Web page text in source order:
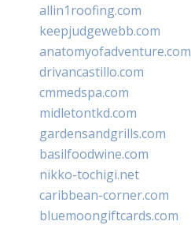
allin1roofing.com
keepjudgewebb.com
anatomyofadventure.com
drivancastillo.com
cmmedspa.com
midletontkd.com
gardensandgrills.com
basilfoodwine.com
nikko-tochigi.net
caribbean-corner.com
bluemoongiftcards.com